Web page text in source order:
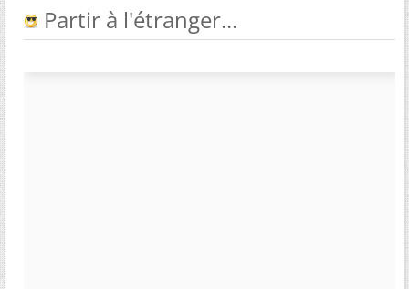
Partir à l'étranger...